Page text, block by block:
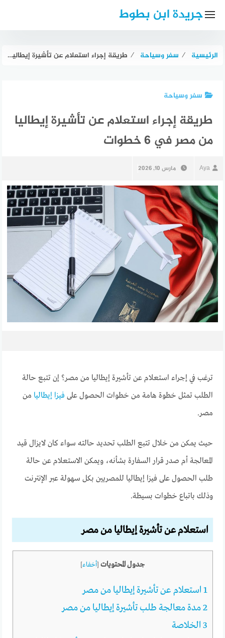
جريدة ابن بطوط
الرئيسية ⁄ سفر وسياحة ⁄ طريقة إجراء استعلام عن تأشيرة إيطاليا من مصر في 6 خطوات
سفر وسياحة
طريقة إجراء استعلام عن تأشيرة إيطاليا
من مصر في 6 خطوات
Aya مارس 10, 2026
ترغب في إجراء استعلام عن تأشيرة إيطاليا من مصر؟ إن تتبع حالة
الطلب تمثل خطوة هامة من خطوات الحصول على فيزا إيطاليا من
مصر.
حيث يمكن من خلال تتبع الطلب تحديد حالته سواء كان لايزال قيد
المعالجة أم صدر قرار السفارة بشأنه، ويمكن الاستعلام عن حالة
طلب الحصول على فيزا إيطاليا للمصريين بكل سهولة عبر الإنترنت
وذلك باتباع خطوات بسيطة.
استعلام عن تأشيرة إيطاليا من مصر
جدول المحتويات [أخفاء]
1 استعلام عن تأشيرة إيطاليا من مصر
2مدة معالجة طلب تأشيرة إيطاليا من مصر
3 الخلاصة